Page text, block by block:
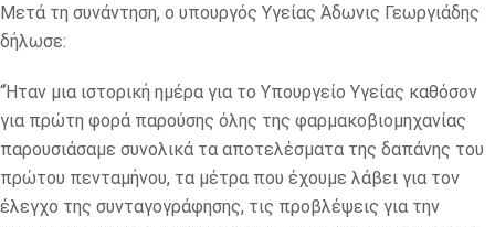
Μετά τη συνάντηση, ο υπουργός Υγείας Άδωνις Γεωργιάδης
δήλωσε:
“Ήταν μια ιστορική ημέρα για το Υπουργείο Υγείας καθόσον
για πρώτη φορά παρούσης όλης της φαρμακοβιομηχανίας
παρουσιάσαμε συνολικά τα αποτελέσματα της δαπάνης του
πρώτου πενταμήνου, τα μέτρα που έχουμε λάβει για τον
έλεγχο της συνταγογράφησης, τις προβλέψεις για την